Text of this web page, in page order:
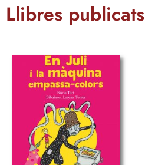
AUTORS
ENSENYAMENT CATALÀ
Llibres publicats